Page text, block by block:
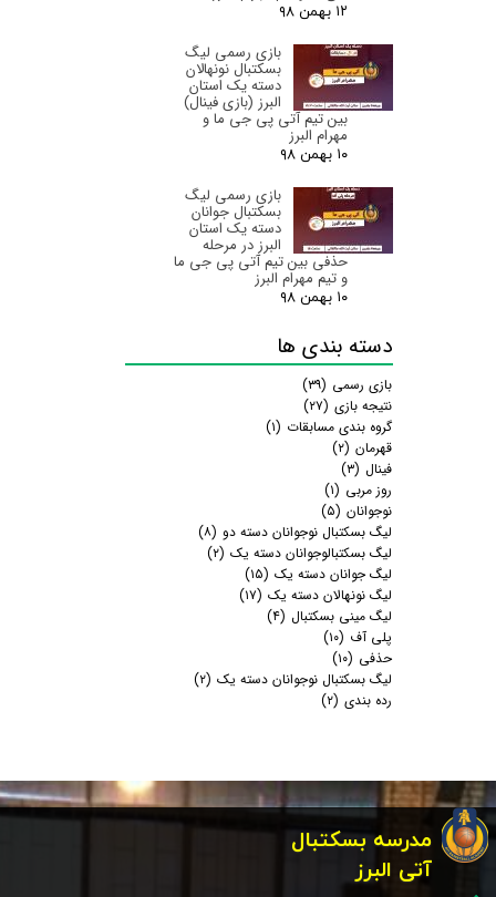
۱۲ بهمن ۹۸
بازی رسمی لیگ
بسکتبال نونهالان
دسته یک استان
البرز‌ (بازی فینال)
بین تیم آتی پی جی ما و
مهرام البرز
۱۰ بهمن ۹۸
بازی رسمی لیگ
بسکتبال جوانان
دسته یک استان
البرز‌ در مرحله
حذفی بین تیم آتی پی جی ما
و تیم مهرام البرز
۱۰ بهمن ۹۸
دسته بندی ها
بازی رسمی (۳۹)
نتیجه بازی (۲۷)
گروه بندی مسابقات (۱)
قهرمان (۲)
فینال (۳)
روز مربی (۱)
نوجوانان (۵)
لیگ بسکتبال نوجوانان دسته دو (۸)
لیگ بسکتبالوجوانان دسته یک (۲)
لیگ جوانان دسته یک (۱۵)
لیگ نونهالان دسته یک (۱۷)
لیگ مینی بسکتبال (۴)
پلی آف (۱۰)
حذفی (۱۰)
لیگ بسکتبال نوجوانان دسته یک (۲)
رده بندی (۲)
مدرسه بسکتبال
آتی البرز